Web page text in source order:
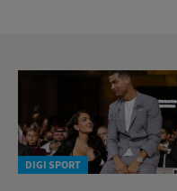
DIGI SPORT